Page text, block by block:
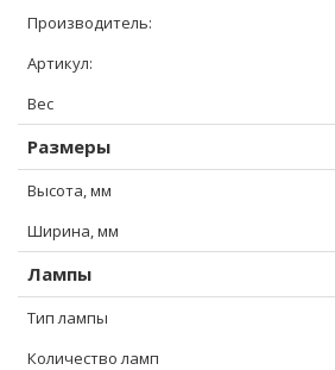
Производитель:
Артикул:
Вес
Размеры
Высота, мм
Ширина, мм
Лампы
Тип лампы
Количество ламп